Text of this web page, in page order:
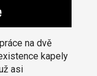
na dvě
kapely
asi